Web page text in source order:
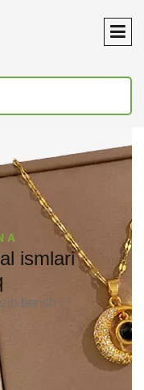
ismlari
berish ✅